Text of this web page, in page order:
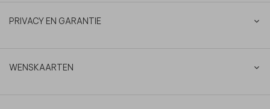
PRIVACY EN GARANTIE
WENSKAARTEN